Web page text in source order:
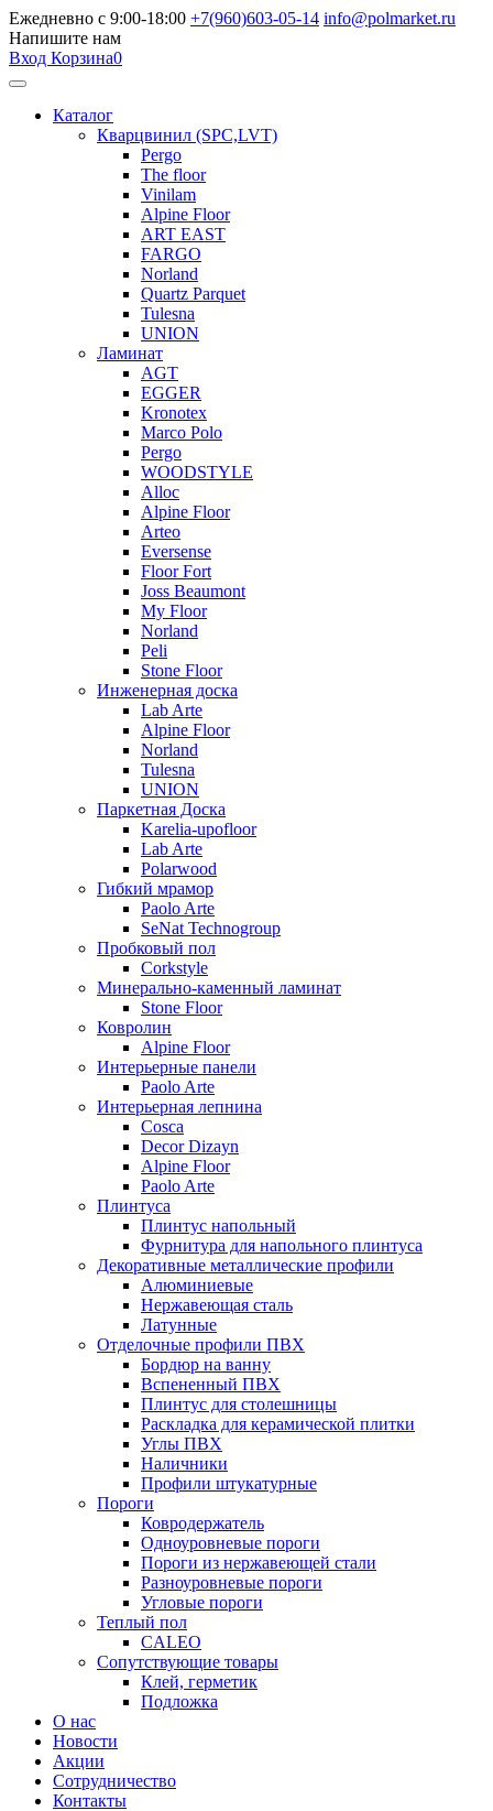
Ежедневно с 9:00-18:00 +7(960)603-05-14 info@polmarket.ru
Напишите нам
Вход Корзина0
Каталог
Кварцвинил (SPC,LVT)
Pergo
The floor
Vinilam
Alpine Floor
ART EAST
FARGO
Norland
Quartz Parquet
Tulesna
UNION
Ламинат
AGT
EGGER
Kronotex
Marco Polo
Pergo
WOODSTYLE
Alloc
Alpine Floor
Arteo
Eversense
Floor Fort
Joss Beaumont
My Floor
Norland
Peli
Stone Floor
Инженерная доска
Lab Arte
Alpine Floor
Norland
Tulesna
UNION
Паркетная Доска
Karelia-upofloor
Lab Arte
Polarwood
Гибкий мрамор
Paolo Arte
SeNat Technogroup
Пробковый пол
Corkstyle
Минерально-каменный ламинат
Stone Floor
Ковролин
Alpine Floor
Интерьерные панели
Paolo Arte
Интерьерная лепнина
Cosca
Decor Dizayn
Alpine Floor
Paolo Arte
Плинтуса
Плинтус напольный
Фурнитура для напольного плинтуса
Декоративные металлические профили
Алюминиевые
Нержавеющая сталь
Латунные
Отделочные профили ПВХ
Бордюр на ванну
Вспененный ПВХ
Плинтус для столешницы
Раскладка для керамической плитки
Углы ПВХ
Наличники
Профили штукатурные
Пороги
Ковродержатель
Одноуровневые пороги
Пороги из нержавеющей стали
Разноуровневые пороги
Угловые пороги
Теплый пол
CALEO
Сопутствующие товары
Клей, герметик
Подложка
О нас
Новости
Акции
Сотрудничество
Контакты